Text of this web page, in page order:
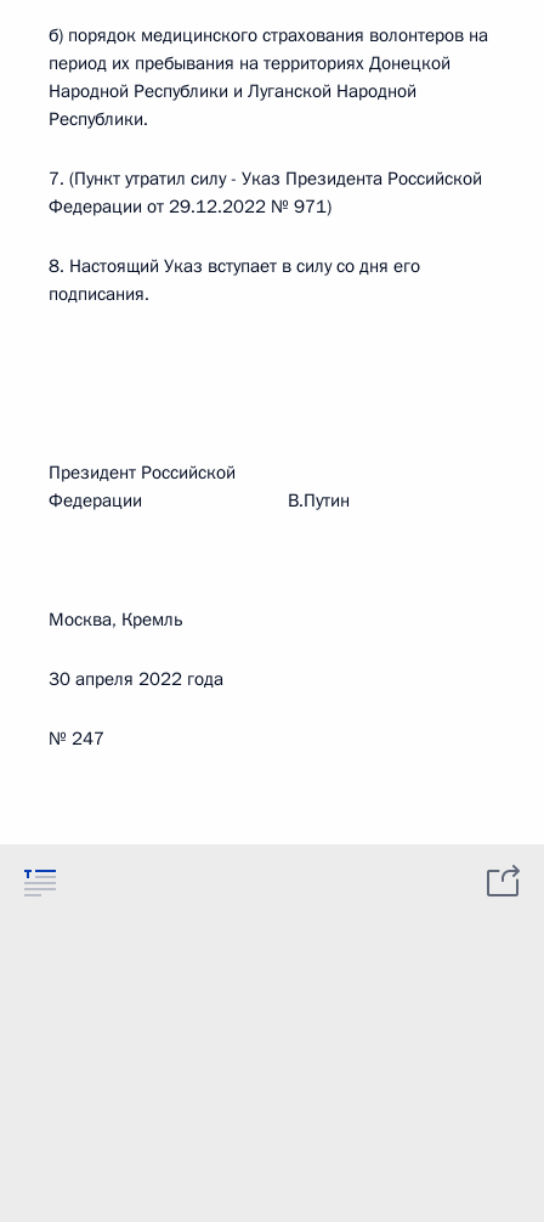
б) порядок медицинского страхования волонтеров на
период их пребывания на территориях Донецкой
Народной Республики и Луганской Народной
Республики.
7. (Пункт утратил силу - Указ Президента Российской
Федерации от 29.12.2022 № 971)
8. Настоящий Указ вступает в силу со дня его
подписания.
Президент Российской
Федерации В.Путин
Москва, Кремль
30 апреля 2022 года
№ 247